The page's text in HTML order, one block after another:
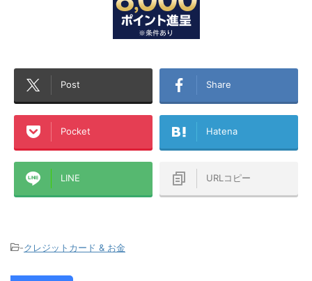
Post Share
Pocket Hatena
LINE URLコピー
-クレジットカード & お金